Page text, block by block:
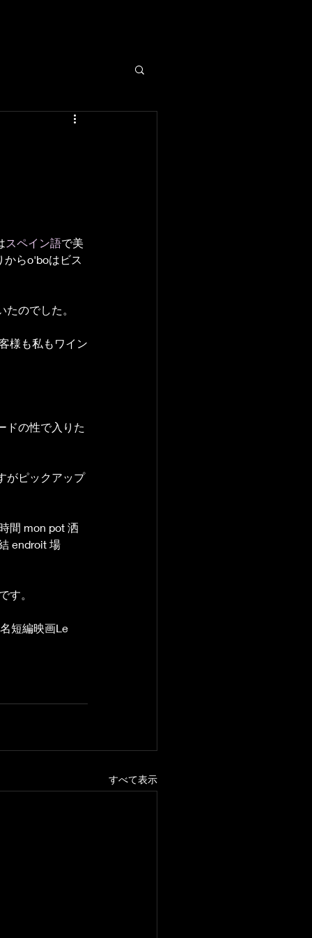
スペイン語で美
からo'boはビス
のでした。
様も私もワイン
ドの性で入りた
がピックアップ
間 mon pot 洒
endroit 場
す。
短編映画Le
すべて表示